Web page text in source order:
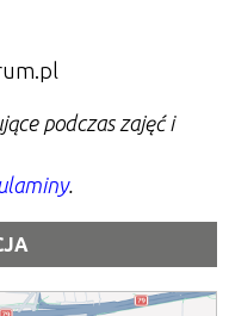
podczas zajęć i
.